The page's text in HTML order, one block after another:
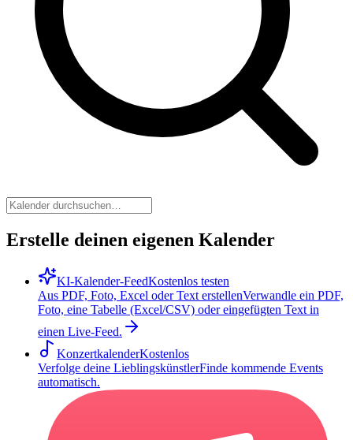
Erstelle deinen eigenen Kalender
KI-Kalender-FeedKostenlos testen
Aus PDF, Foto, Excel oder Text erstellenVerwandle ein PDF,
Foto, eine Tabelle (Excel/CSV) oder eingefügten Text in
einen Live-Feed.
KonzertkalenderKostenlos
Verfolge deine LieblingskünstlerFinde kommende Events
automatisch.